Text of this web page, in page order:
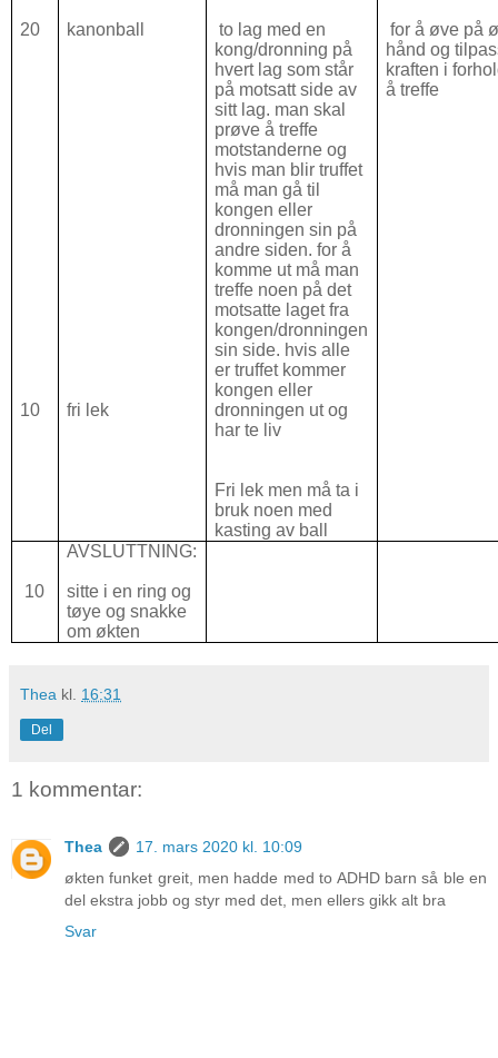
20
10
kanonball
fri lek
to lag med en
kong/dronning på
hvert lag som står
på motsatt side av
sitt lag. man skal
prøve å treffe
motstanderne og
hvis man blir truffet
må man gå til
kongen eller
dronningen sin på
andre siden. for å
komme ut må man
treffe noen på det
motsatte laget fra
kongen/dronningen
sin side. hvis alle
er truffet kommer
kongen eller
dronningen ut og
har te liv
Fri lek men må ta i
bruk noen med
kasting av ball
for å øve på
hånd og
kraften i
å treffe
10
AVSLUTTNING:
sitte i en ring og
tøye og snakke
om økten
Thea kl. 16:31
Del
1 kommentar:
Thea
17. mars 2020 kl. 10:09
økten funket greit, men hadde med to ADHD barn så ble en
del ekstra jobb og styr med det, men ellers gikk alt bra
Svar